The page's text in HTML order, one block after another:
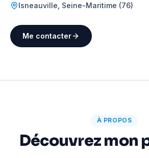
Isneauville Seine-Maritime (76)
Me contacter
À PROPOS
Découvrez mon